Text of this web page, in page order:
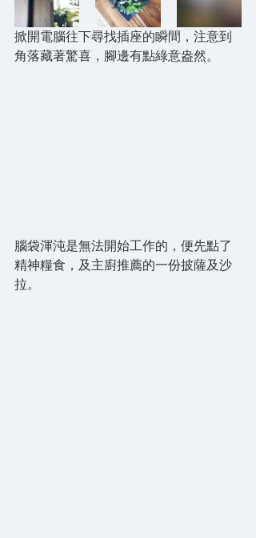
掀開電腦往下尋找插座的瞬間，注意到
角落藏著驚喜，腳邊有點綠意盎然。
腦袋渾沌是無法開始工作的，便先點了
精神糧食，及主廚推薦的一份披薩及沙
拉。